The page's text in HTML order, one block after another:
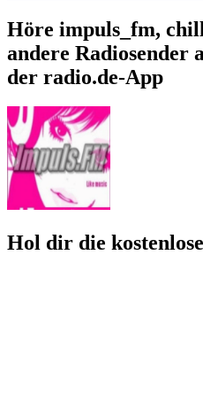
Höre impuls_fm,
andere Radiosender
der radio.de-App
Hol dir die